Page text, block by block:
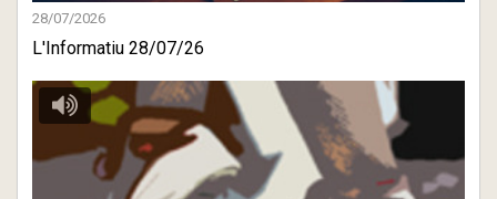
28/07/2026
L'Informatiu 28/07/26